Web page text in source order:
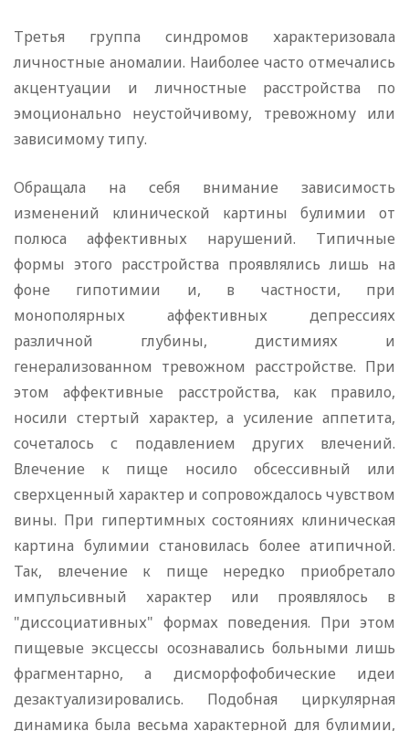
Третья группа синдромов характеризовала
личностные аномалии. Наиболее часто отмечались
акцентуации и личностные расстройства по
эмоционально неустойчивому, тревожному или
зависимому типу.
Обращала на себя внимание зависимость
изменений клинической картины булимии от
полюса аффективных нарушений. Типичные
формы этого расстройства проявлялись лишь на
фоне гипотимии и, в частности, при
монополярных аффективных депрессиях
различной глубины, дистимиях и
генерализованном тревожном расстройстве. При
этом аффективные расстройства, как правило,
носили стертый характер, а усиление аппетита,
сочеталось с подавлением других влечений.
Влечение к пище носило обсессивный или
сверхценный характер и сопровождалось чувством
вины. При гипертимных состояниях клиническая
картина булимии становилась более атипичной.
Так, влечение к пище нередко приобретало
импульсивный характер или проявлялось в
"диссоциативных" формах поведения. При этом
пищевые эксцессы осознавались больными лишь
фрагментарно, а дисморфофобические идеи
дезактуализировались. Подобная циркулярная
динамика была весьма характерной для булимии,